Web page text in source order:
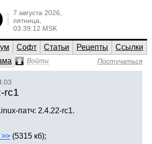
7 августа 2026,
пятница,
03:39:12 MSK
Софт Статьи Рецепты
Ссылки
Войти Постучаться
rc1
патч: 2.4.22-rc1.
>> (5315 кб);